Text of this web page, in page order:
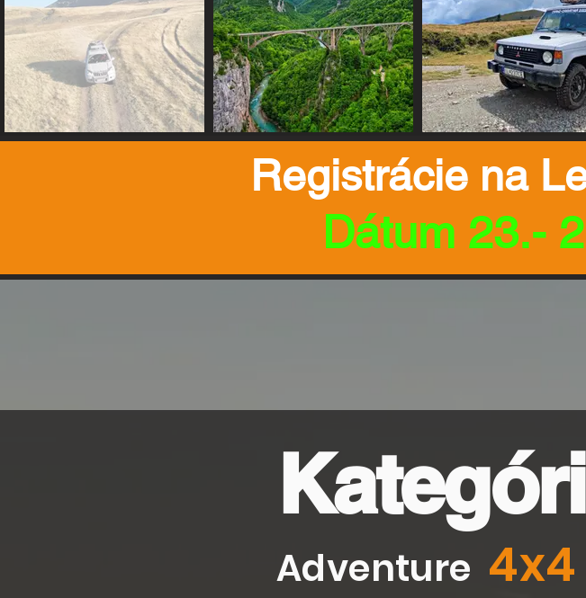
Registrácie na
Dátum 23.-
Adventure 4x4